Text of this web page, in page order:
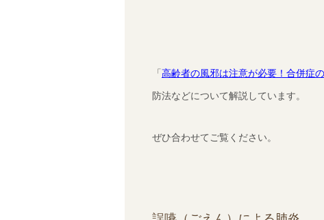
「 高齢者の風邪は注意が必要！合併症
防法などについて解説しています。
ぜひ合わせてご覧ください。